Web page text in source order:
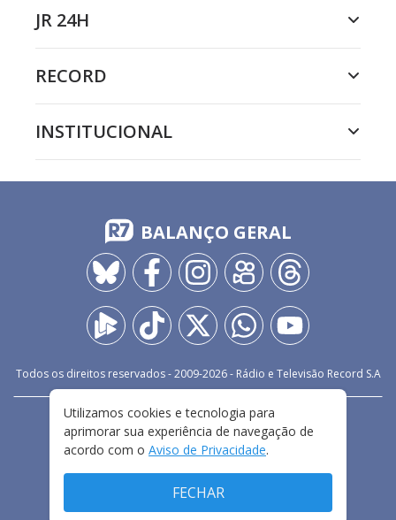
JR 24H
RECORD
INSTITUCIONAL
BALANÇO GERAL
Todos os direitos reservados - 2009-2026- Rádio e Televisão Record S.A
FALE CONOSCO
PRIVACIDADE
TERMOS E CONDIÇÕES DE USO
Utilizamos cookies e tecnologia para
aprimorar sua experiência de navegação de
acordo com o Aviso de Privacidade.
FECHAR